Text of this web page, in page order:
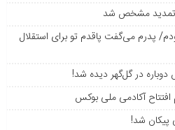
پدرم می‌گفت پاقدم تو برای استقلال
در گل‌گهر دیده شد!
آکادمی ملی بوکس
پیکان شد!